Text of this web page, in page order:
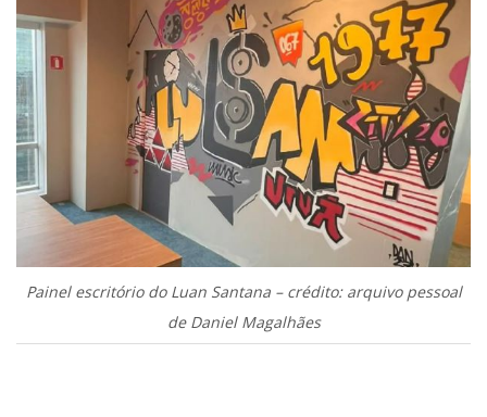
Painel escritório do Luan Santana – crédito: arquivo pessoal
de Daniel Magalhães